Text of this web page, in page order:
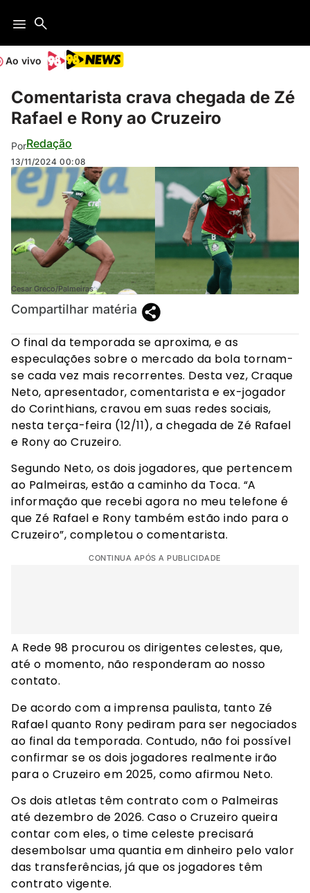
Ao vivo
Comentarista crava chegada de Zé
Rafael e Rony ao Cruzeiro
PorRedação
13/11/2024 00:08
Cesar Greco/Palmeiras
Compartilhar matéria
O final da temporada se aproxima, e as
especulações sobre o mercado da bola tornam-
se cada vez mais recorrentes. Desta vez, Craque
Neto, apresentador, comentarista e ex-jogador
do Corinthians, cravou em suas redes sociais,
nesta terça-feira (12/11), a chegada de Zé Rafael
e Rony ao Cruzeiro.
Segundo Neto, os dois jogadores, que pertencem
ao Palmeiras, estão a caminho da Toca. “A
informação que recebi agora no meu telefone é
que Zé Rafael e Rony também estão indo para o
Cruzeiro”, completou o comentarista.
CONTINUA APÓS A PUBLICIDADE
A Rede 98 procurou os dirigentes celestes, que,
até o momento, não responderam ao nosso
contato.
De acordo com a imprensa paulista, tanto Zé
Rafael quanto Rony pediram para ser negociados
ao final da temporada. Contudo, não foi possível
confirmar se os dois jogadores realmente irão
para o Cruzeiro em 2025, como afirmou Neto.
Os dois atletas têm contrato com o Palmeiras
até dezembro de 2026. Caso o Cruzeiro queira
contar com eles, o time celeste precisará
desembolsar uma quantia em dinheiro pelo valor
das transferências, já que os jogadores têm
contrato vigente.